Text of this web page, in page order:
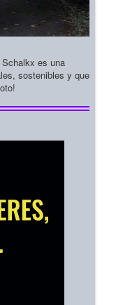
es una
sostenibles y que